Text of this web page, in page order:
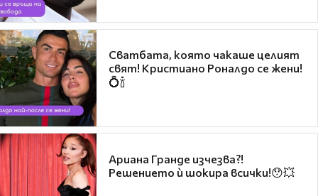
Сватбата, която чакаше целият
свят! Кристиано Роналдо се жени!
💍🍾
Ариана Гранде изчезва?!
Решението ѝ шокира всички!😯💥